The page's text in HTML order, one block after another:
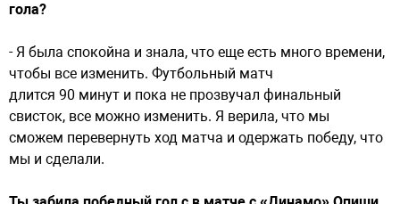
гола?
- Я была спокойна и знала, что еще есть много времени,
чтобы все изменить. Футбольный матч
длится 90 минут и пока не прозвучал финальный
свисток, все можно изменить. Я верила, что мы
сможем перевернуть ход матча и одержать победу, что
мы и сделали.